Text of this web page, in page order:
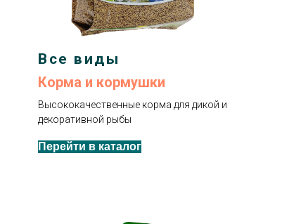
Все виды
Корма и кормушки
Высококачественные корма для дикой и
декоративной рыбы
Перейти в каталог